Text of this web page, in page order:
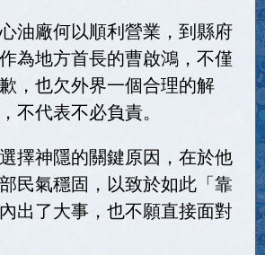
油廠何以順利營業，到縣府
為地方首長的曹啟鴻，不僅
，也欠外界一個合理的解
不代表不必負責。
擇神隱的關鍵原因，在於他
民氣穩固，以致於如此「靠
出了大事，也不願直接面對